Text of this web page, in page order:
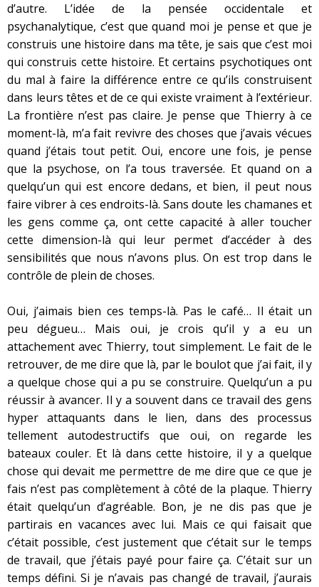
d’autre. L’idée de la pensée occidentale et
psychanalytique, c’est que quand moi je pense et que je
construis une histoire dans ma tête, je sais que c’est moi
qui construis cette histoire. Et certains psychotiques ont
du mal à faire la différence entre ce qu’ils construisent
dans leurs têtes et de ce qui existe vraiment à l’extérieur.
La frontière n’est pas claire. Je pense que Thierry à ce
moment-là, m’a fait revivre des choses que j’avais vécues
quand j’étais tout petit. Oui, encore une fois, je pense
que la psychose, on l’a tous traversée. Et quand on a
quelqu’un qui est encore dedans, et bien, il peut nous
faire vibrer à ces endroits-là. Sans doute les chamanes et
les gens comme ça, ont cette capacité à aller toucher
cette dimension-là qui leur permet d’accéder à des
sensibilités que nous n’avons plus. On est trop dans le
contrôle de plein de choses.
Oui, j’aimais bien ces temps-là. Pas le café… Il était un
peu dégueu… Mais oui, je crois qu’il y a eu un
attachement avec Thierry, tout simplement. Le fait de le
retrouver, de me dire que là, par le boulot que j’ai fait, il y
a quelque chose qui a pu se construire. Quelqu’un a pu
réussir à avancer. Il y a souvent dans ce travail des gens
hyper attaquants dans le lien, dans des processus
tellement autodestructifs que oui, on regarde les
bateaux couler. Et là dans cette histoire, il y a quelque
chose qui devait me permettre de me dire que ce que je
fais n’est pas complètement à côté de la plaque. Thierry
était quelqu’un d’agréable. Bon, je ne dis pas que je
partirais en vacances avec lui. Mais ce qui faisait que
c’était possible, c’est justement que c’était sur le temps
de travail, que j’étais payé pour faire ça. C’était sur un
temps défini. Si je n’avais pas changé de travail, j’aurais